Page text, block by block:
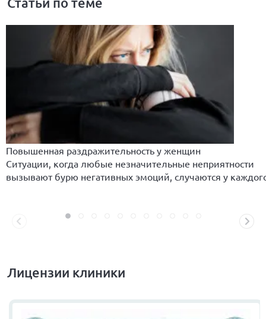
Повышенная раздражительность у женщин
Ситуации, когда любые незначительные неприятности
вызывают бурю негативных эмоций, случаются у
Лицензии клиники